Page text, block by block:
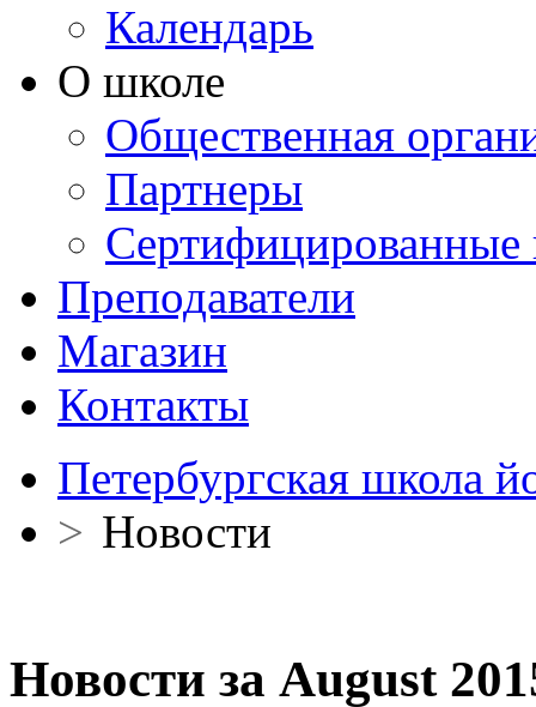
Календарь
О школе
Общественная
Партнеры
Сертифицированные
Преподаватели
Магазин
Контакты
Петербургская школа
> Новости
Новости за August